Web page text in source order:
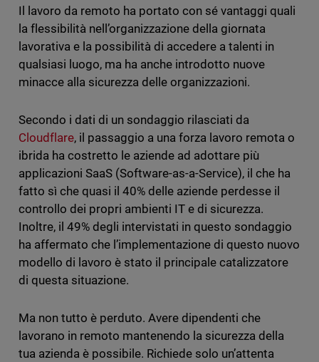
Il lavoro da remoto ha portato con sé vantaggi quali
la flessibilità nell’organizzazione della giornata
lavorativa e la possibilità di accedere a talenti in
qualsiasi luogo, ma ha anche introdotto nuove
minacce alla sicurezza delle organizzazioni.
Secondo i dati di un sondaggio rilasciati da
Cloudflare, il passaggio a una forza lavoro remota o
ibrida ha costretto le aziende ad adottare più
applicazioni SaaS (Software-as-a-Service), il che ha
fatto sì che quasi il 40% delle aziende perdesse il
controllo dei propri ambienti IT e di sicurezza.
Inoltre, il 49% degli intervistati in questo sondaggio
ha affermato che l’implementazione di questo nuovo
modello di lavoro è stato il principale catalizzatore
di questa situazione.
Ma non tutto è perduto. Avere dipendenti che
lavorano in remoto mantenendo la sicurezza della
tua azienda è possibile. Richiede solo un’attenta